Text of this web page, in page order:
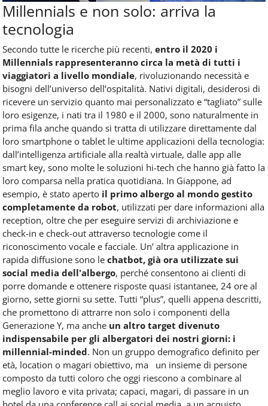
Millennials e non solo: arriva la
tecnologia
Secondo tutte le ricerche più recenti, entro il 2020 i
Millennials rappresenteranno circa la metà di tutti i
viaggiatori a livello mondiale, rivoluzionando necessità e
bisogni dell’universo dell’ospitalità. Nativi digitali, desiderosi di
ricevere un servizio quanto mai personalizzato e “tagliato” sulle
loro esigenze, i nati tra il 1980 e il 2000, sono naturalmente in
prima fila anche quando si tratta di utilizzare direttamente dal
loro smartphone o tablet le ultime applicazioni della tecnologia:
dall’intelligenza artificiale alla realtà virtuale, dalle app alle
smart key, sono molte le soluzioni hi-tech che hanno già fatto la
loro comparsa nella pratica quotidiana. In Giappone, ad
esempio, è stato aperto il primo albergo al mondo gestito
completamente da robot, utilizzati per dare informazioni alla
reception, oltre che per eseguire servizi di archiviazione e
check-in e check-out attraverso tecnologie come il
riconoscimento vocale e facciale. Un’ altra applicazione in
rapida diffusione sono le chatbot, già ora utilizzate sui
social media dell'albergo, perché consentono ai clienti di
porre domande e ottenere risposte quasi istantanee, 24 ore al
giorno, sette giorni su sette. Tutti “plus”, quelli appena descritti,
che promettono di attrarre non solo i componenti della
Generazione Y, ma anche un altro target divenuto
indispensabile per gli albergatori dei nostri giorni: i
millennial-minded. Non un gruppo demografico definito per
età, location o magari obiettivo, ma un insieme di persone
composto da tutti coloro che oggi riescono a combinare al
meglio lavoro e vita privata; capaci, magari, di passare in un